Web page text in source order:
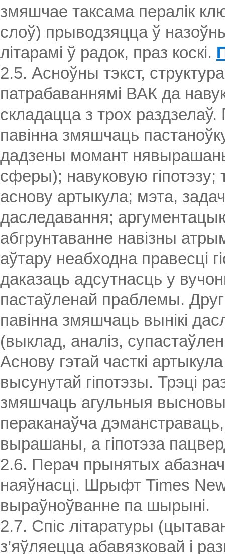
змяшчае таксама пералік
слоў) прыводзяцца ў
літарамі ў радок, праз коскі.
2.5. Асноўны тэкст,
патрабаваннямі ВАК да
складацца з трох
павінна змяшчаць
дадзены момант
сферы); навуковую
аснову артыкула; мэта,
даследавання;
абгрунтаванне навізны
аўтару неабходна правесці
даказаць адсутнасць у
пастаўленай праблемы.
павінна змяшчаць вынікі
(выклад, аналіз,
Аснову гэтай часткі
высунутай гіпотэзы. Трэці
змяшчаць агульныя
пераканаўча
вырашаны, а гіпотэза
2.6. Перач прынятых
наяўнасці. Шрыфт Times
выраўноўванне па шырыні.
2.7. Спіс літаратуры
з’яўляецца абавязковай і